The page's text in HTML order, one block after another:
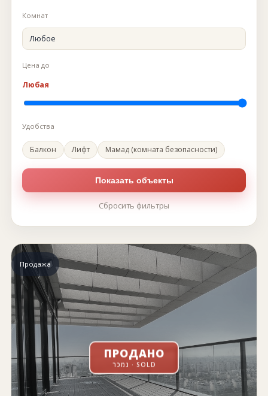
Комнат
Цена до
Любая
Удобства
Балкон Лифт Мамад (комната безопасности)
Показать объекты
Сбросить фильтры
Продажа
ПРОДАНО
נמכר · SOLD